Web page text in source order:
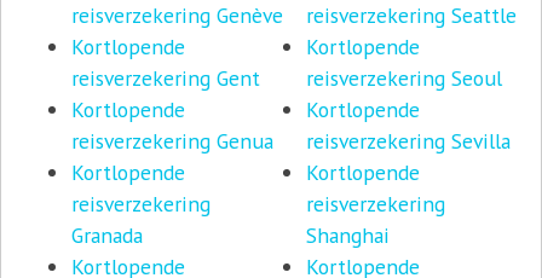
reisverzekering Genève
Kortlopende
reisverzekering Gent
Kortlopende
reisverzekering Genua
Kortlopende
reisverzekering
Granada
Kortlopende
reisverzekering Seattle
Kortlopende
reisverzekering Seoul
Kortlopende
reisverzekering Sevilla
Kortlopende
reisverzekering
Shanghai
Kortlopende